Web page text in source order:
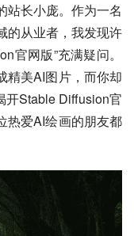
站长小庞。作为一名
的从业者，我发现许
官网版”充满疑问。
精美AI图片，而你却
开Stable Diffusion官
热爱AI绘画的朋友都